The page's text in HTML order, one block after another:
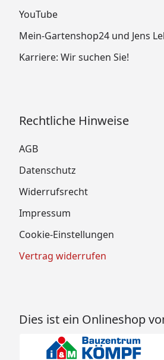
YouTube
Mein-Gartenshop24 und Jens
Karriere: Wir suchen Sie!
Rechtliche Hinweise
AGB
Datenschutz
Widerrufsrecht
Impressum
Cookie-Einstellungen
Vertrag widerrufen
Dies ist ein Onlineshop